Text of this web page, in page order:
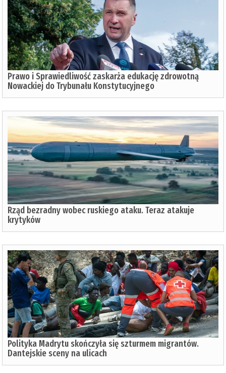
Prawo i Sprawiedliwość zaskarża edukację zdrowotną
Nowackiej do Trybunału Konstytucyjnego
Rząd bezradny wobec ruskiego ataku. Teraz atakuje
krytyków
Polityka Madrytu skończyła się szturmem migrantów.
Dantejskie sceny na ulicach